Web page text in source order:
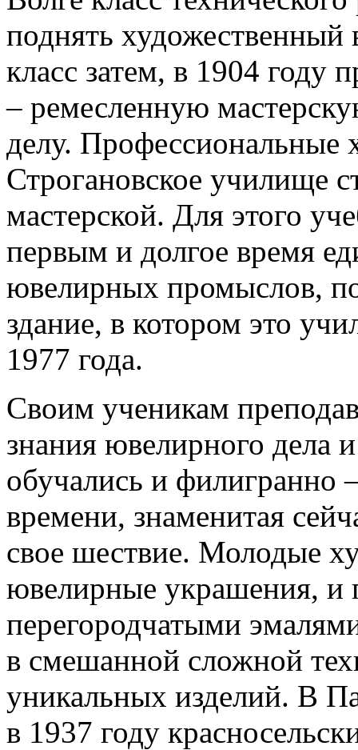
поднять художественный
класс затем, в 1904 году
– ремесленную
делу. Профессиональные
Строгановское училище
мастерской. Для этого
первым и долгое время
ювелирных промыслов,
здание, в котором это
1977 года.
Своим ученикам
знания ювелирного дела
обучались и филигранно
времени, знаменитая
свое шествие. Молодые
ювелирные украшения, и
перегородчатыми
в смешанной сложной
уникальных изделий. В
в 1937 году